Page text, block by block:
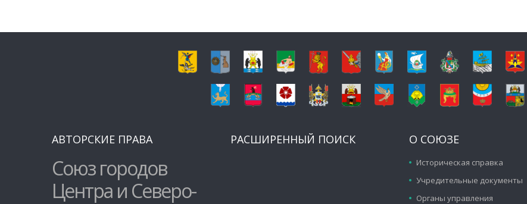
АВТОРСКИЕ ПРАВА
Союз городов
Центра и Северо-
РАСШИРЕННЫЙ ПОИСК О СОЮЗЕ
Историческая справка
Учредительные документы
Органы управления